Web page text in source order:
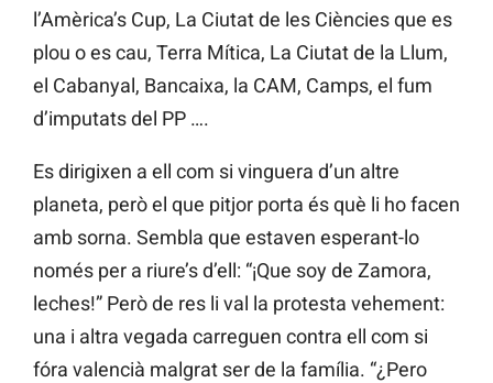
l’Amèrica’s Cup, La Ciutat de les Ciències que es
plou o es cau, Terra Mítica, La Ciutat de la Llum,
el Cabanyal, Bancaixa, la CAM, Camps, el fum
d’imputats del PP ….
Es dirigixen a ell com si vinguera d’un altre
planeta, però el que pitjor porta és què li ho facen
amb sorna. Sembla que estaven esperant-lo
només per a riure’s d’ell: “¡Que soy de Zamora,
leches!” Però de res li val la protesta vehement:
una i altra vegada carreguen contra ell com si
fóra valencià malgrat ser de la família. “¿Pero